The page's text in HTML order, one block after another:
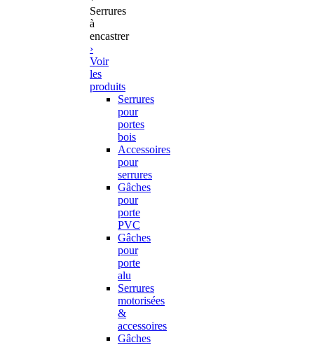
Serrures
à
encastrer
›
Voir
les
produits
Serrures
pour
portes
bois
Accessoires
pour
serrures
Gâches
pour
porte
PVC
Gâches
pour
porte
alu
Serrures
motorisées
&
accessoires
Gâches